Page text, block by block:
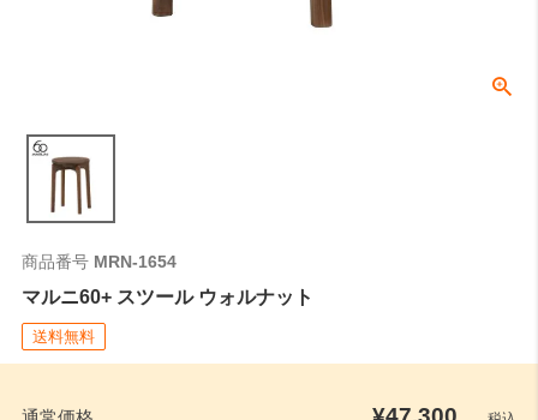
商品番号 MRN-1654
マルニ60+ スツール ウォルナット
送料無料